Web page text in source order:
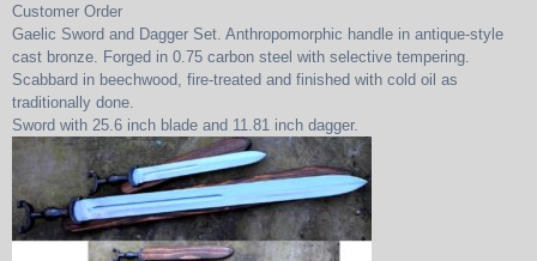
Customer Order
Gaelic Sword and Dagger Set. Anthropomorphic handle in antique-style
cast bronze. Forged in 0.75 carbon steel with selective tempering.
Scabbard in beechwood, fire-treated and finished with cold oil as
traditionally done.
Sword with 25.6 inch blade and 11.81 inch dagger.